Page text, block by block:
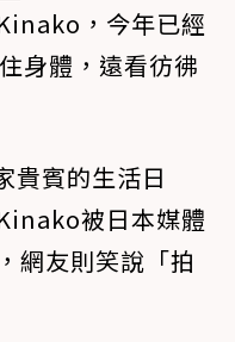
，今年已經
身體，遠看彷彿
貴賓的生活日
被日本媒體
網友則笑說「拍